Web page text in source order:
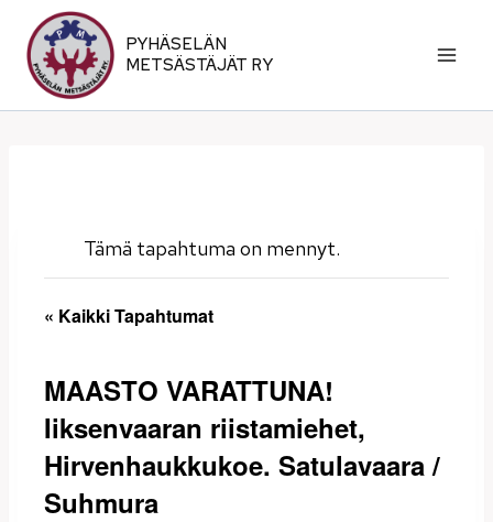
sisältöön
PYHÄSELÄN
METSÄSTÄJÄT RY
Tämä tapahtuma on mennyt.
« Kaikki Tapahtumat
MAASTO VARATTUNA!
Iiksenvaaran riistamiehet,
Hirvenhaukkukoe. Satulavaara /
Suhmura